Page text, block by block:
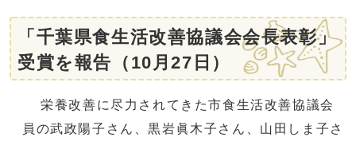
「千葉県食生活改善協議会会長表彰」
受賞を報告（10月27日）
栄養改善に尽力されてきた市食生活改善協議会
員の武政陽子さん、黒岩眞木子さん、山田しま子さ